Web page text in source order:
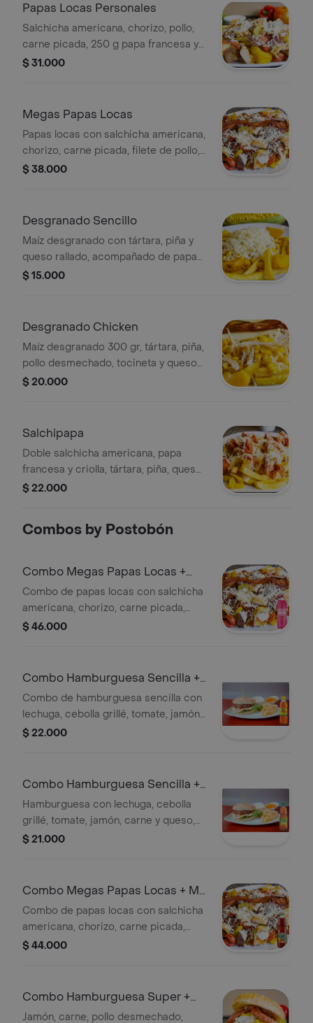
Papas Locas Personales
Salchicha americana, chorizo, pollo,
carne picada, 250 g papa francesa y
criolla, tártara, piña y queso rallado.
$ 31.000
Megas Papas Locas
Papas locas con salchicha americana,
chorizo, carne picada, filete de pollo,
tocineta, papas francesa y criolla,
$ 38.000
Desgranado Sencillo
Maíz desgranado con tártara, piña y
queso rallado, acompañado de papa
francesa.
$ 15.000
Desgranado Chicken
Maíz desgranado 300 gr, tártara, piña,
pollo desmechado, tocineta y queso
gratinado, acompañado de papa
$ 20.000
Salchipapa
Doble salchicha americana, papa
francesa y criolla, tártara, piña, queso
rallado.
$ 22.000
Combos by Postobón
Combo Megas Papas Locas +
Postobón Manzana 2 l
Combo de papas locas con salchicha
americana, chorizo, carne picada,
filete de pollo, tocineta, papas
Manzana 2 l.
$ 46.000
Combo Hamburguesa Sencilla +
Colombiana 250 ml
Combo de hamburguesa sencilla con
lechuga, cebolla grillé, tomate, jamón,
carne y queso, acompañada de papas
$ 22.000
Combo Hamburguesa Sencilla +
Mr Tea Durazno 400 ml
Hamburguesa con lechuga, cebolla
grillé, tomate, jamón, carne y queso,
acompañada de papas fritas. Incluye
$ 21.000
Combo Megas Papas Locas + Mr
Tea Durazno 1.5 l
Combo de papas locas con salchicha
americana, chorizo, carne picada,
filete de pollo, tocineta, papas
1.5 l.
$ 44.000
Combo Hamburguesa Super +
Colombiana 250 ml
Jamón, carne, pollo desmechado,